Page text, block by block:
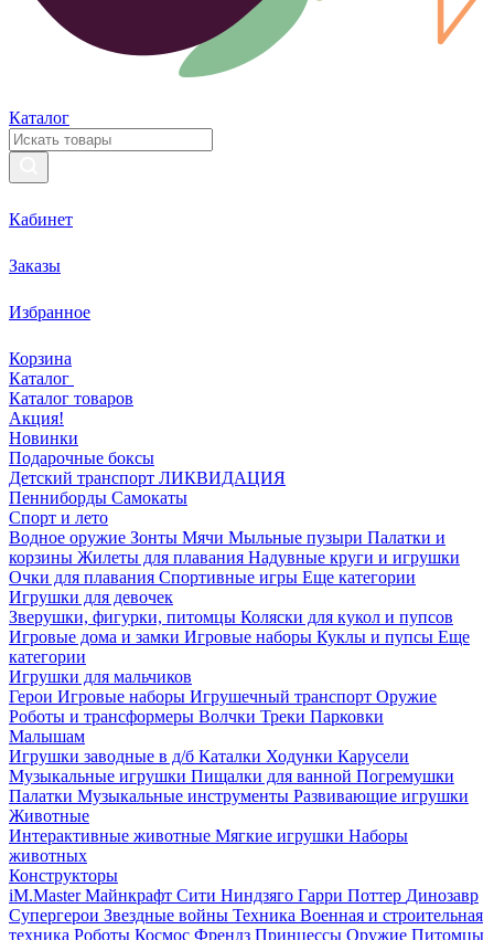
Каталог
Кабинет
Заказы
Избранное
Корзина
Каталог
Каталог товаров
Акция!
Новинки
Подарочные боксы
Детский транспорт ЛИКВИДАЦИЯ
Пенниборды Самокаты
Спорт и лето
Водное оружие Зонты Мячи Мыльные пузыри Палатки и
корзины Жилеты для плавания Надувные круги и игрушки
Очки для плавания Спортивные игры Еще категории
Игрушки для девочек
Зверушки, фигурки, питомцы Коляски для кукол и пупсов
Игровые дома и замки Игровые наборы Куклы и пупсы Еще
категории
Игрушки для мальчиков
Герои Игровые наборы Игрушечный транспорт Оружие
Роботы и трансформеры Волчки Треки Парковки
Малышам
Игрушки заводные в д/б Каталки Ходунки Карусели
Музыкальные игрушки Пищалки для ванной Погремушки
Палатки Музыкальные инструменты Развивающие игрушки
Животные
Интерактивные животные Мягкие игрушки Наборы
животных
Конструкторы
iM.Master Майнкрафт Сити Ниндзяго Гарри Поттер Динозавр
Супергерои Звездные войны Техника Военная и строительная
техника Роботы Космос Френдз Принцессы Оружие Питомцы